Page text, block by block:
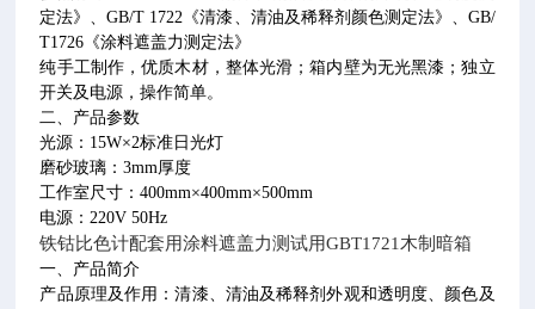
定法》、GB/T 1722 《清漆、清油及稀释剂颜色测定法》、 GB/
T1726 《涂料遮盖力测定法》
纯手工制作，优质木材，整体光滑；箱内壁为无光黑漆；独立
开关及电源，操作简单。
二、产品参数
光源： 15W×2标准日光灯
磨砂玻璃：3mm厚度
工作室尺寸：400mm×400mm×500mm
电源：220V 50Hz
铁钴比色计配套用涂料遮盖力测试用GBT1721 木制暗箱
一、产品简介
产品原理及作用：清漆、清油及稀释剂外观和透明度、颜色及